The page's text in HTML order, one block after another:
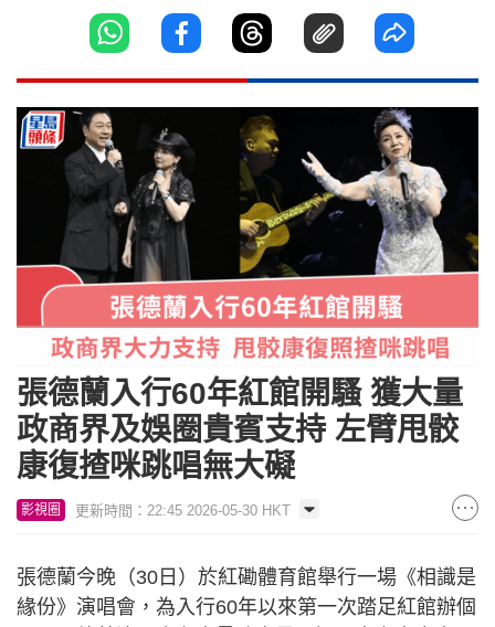
張德蘭入行60年紅館開騷 獲大量
政商界及娛圈貴賓支持 左臂甩骹
康復揸咪跳唱無大礙
影視圈 更新時間：22:45 2026-05-30 HKT
張德蘭今晚（30日）於紅磡體育館舉行一場《相識是
緣份》演唱會，為入行60年以來第一次踏足紅館辦個